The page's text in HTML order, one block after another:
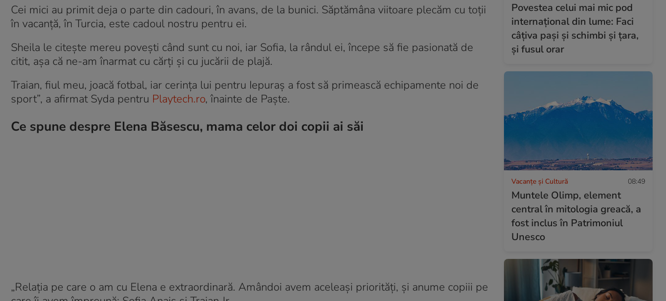
Cei mici au primit deja o parte din cadouri, în avans, de la bunici. Săptămâna viitoare plecăm cu toții
în vacanță, în Turcia, este cadoul nostru pentru ei.
Sheila le citește mereu povești când sunt cu noi, iar Sofia, la rândul ei, începe să fie pasionată de
citit, așa că ne-am înarmat cu cărți și cu jucării de plajă.
Traian, fiul meu, joacă fotbal, iar cerința lui pentru Iepuraș a fost să primească echipamente noi de
sport”, a afirmat Syda pentru Playtech.ro, înainte de Paște.
Ce spune despre Elena Băsescu, mama celor doi copii ai săi
„Relația pe care o am cu Elena e extraordinară. Amândoi avem aceleași priorități, și anume copiii pe
Povestea celui mai mic pod
internațional din lume: Faci
câțiva pași și schimbi și țara,
și fusul orar
Vacanțe și Cultură 08:49
Muntele Olimp, element
central în mitologia greacă, a
fost inclus în Patrimoniul
Unesco